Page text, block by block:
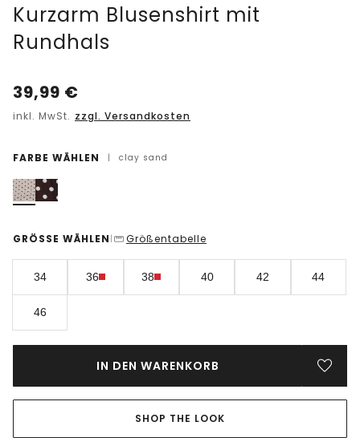
Kurzarm Blusenshirt mit
Rundhals
39,99 €
inkl. MwSt. zzgl. Versandkosten
FARBE WÄHLEN | clay sand
GRÖSSE WÄHLEN | Größentabelle
34 36 38 40 42 44
46
IN DEN WARENKORB
SHOP THE LOOK